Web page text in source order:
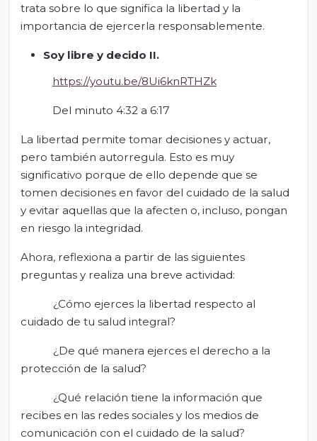
trata sobre lo que significa la libertad y la
importancia de ejercerla responsablemente.
Soy libre y decido II.
https://youtu.be/8Ui6knRTHZk
Del minuto 4:32 a 6:17
La libertad permite tomar decisiones y actuar,
pero también autorregula. Esto es muy
significativo porque de ello depende que se
tomen decisiones en favor del cuidado de la salud
y evitar aquellas que la afecten o, incluso, pongan
en riesgo la integridad.
Ahora, reflexiona a partir de las siguientes
preguntas y realiza una breve actividad:
¿Cómo ejerces la libertad respecto al
cuidado de tu salud integral?
¿De qué manera ejerces el derecho a la
protección de la salud?
¿Qué relación tiene la información que
recibes en las redes sociales y los medios de
comunicación con el cuidado de la salud?